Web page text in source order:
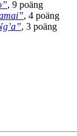
, 9 poäng
, 4 poäng
, 3 poäng